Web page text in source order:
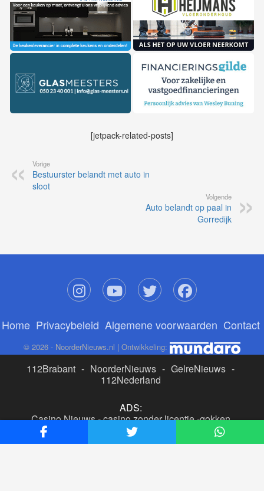
[jetpack-related-posts]
Vorige
Bestuurster belandt met auto in
sloot
Volgende
Auto belandt op paal in
Gorredijk
Home Privacybeleid Algemene voorwaarden Contact
© 2026 - NoorderNieuws.nl | Ontwikkeling:
112Brabant - NoorderNieuws - GelreNieuws -
112Nederland
ADS:
Casino Nieuws-casino zonder licentie-gokken
buitenlandse site
beste online casino nederland